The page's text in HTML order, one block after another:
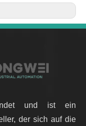
und ist ein
der sich auf die